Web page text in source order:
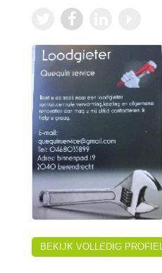
BEKIJK VOLLEDIG PROFIEL